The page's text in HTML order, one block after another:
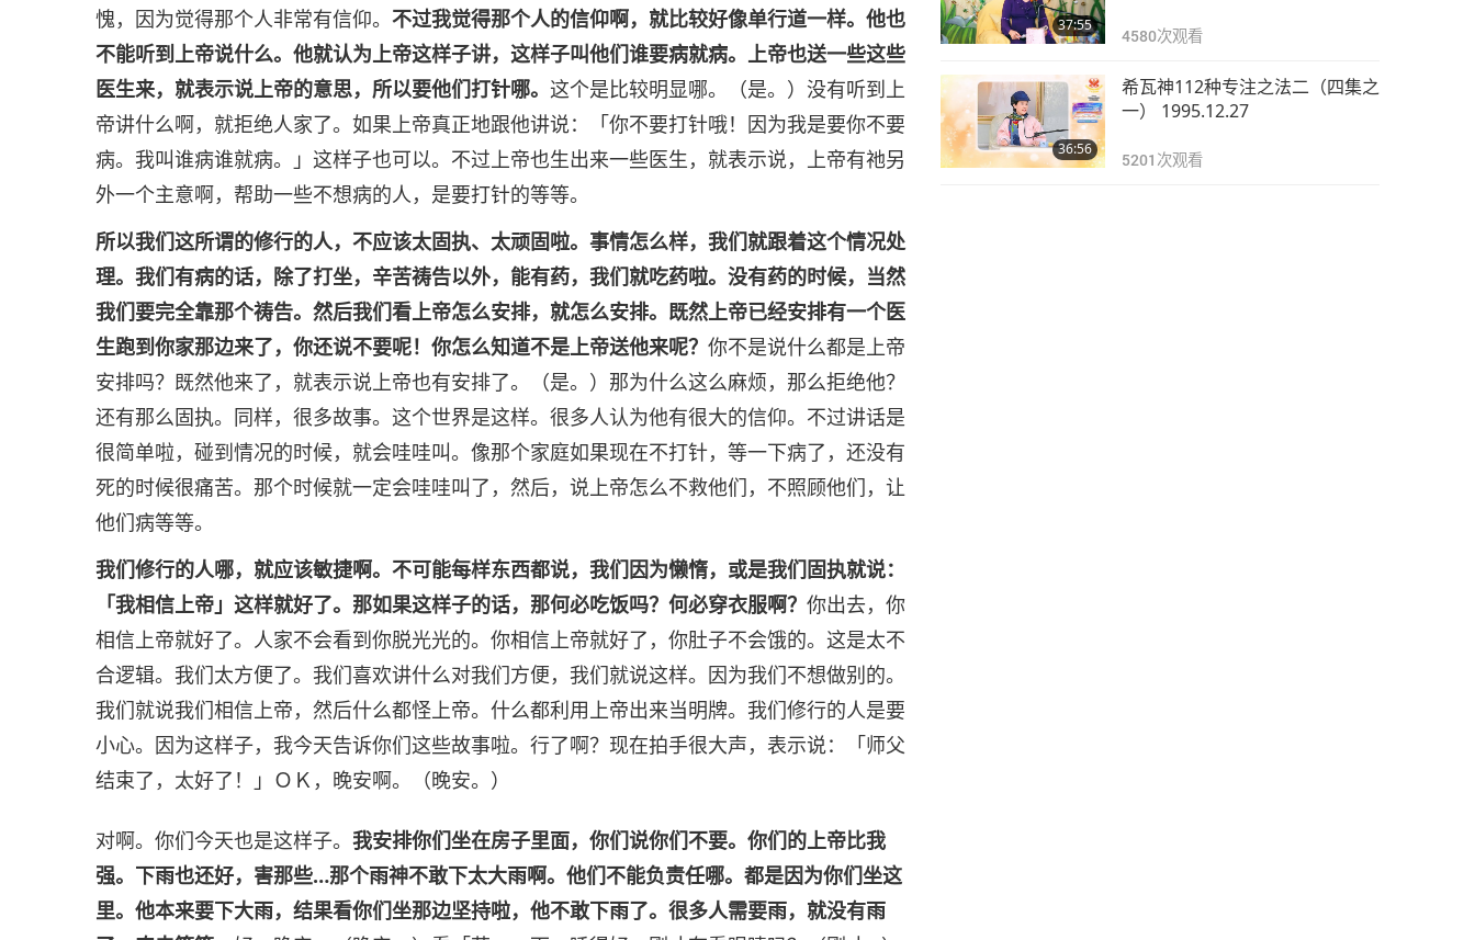
愧，因为觉得那个人非常有信仰。 不过我觉得那个人的信仰啊，就比较好像单行道一样。他也
不能听到上帝说什么。他就认为上帝这样子讲，这样子叫他们谁要病就病。上帝也送一些这些
医生来，就表示说上帝的意思，所以要他们打针哪。这个是比较明显哪。（是。）没有听到上
帝讲什么啊，就拒绝人家了。如果上帝真正地跟他讲说：「你不要打针哦！因为我是要你不要
病。我叫谁病谁就病。」这样子也可以。不过上帝也生出来一些医生，就表示说，上帝有祂另
外一个主意啊，帮助一些不想病的人，是要打针的等等。
所以我们这所谓的修行的人，不应该太固执、太顽固啦。事情怎么样，我们就跟着这个情况处
理。我们有病的话，除了打坐，辛苦祷告以外，能有药，我们就吃药啦。没有药的时候，当然
我们要完全靠那个祷告。然后我们看上帝怎么安排，就怎么安排。既然上帝已经安排有一个医
生跑到你家那边来了，你还说不要呢！你怎么知道不是上帝送他来呢？你不是说什么都是上帝
安排吗？既然他来了，就表示说上帝也有安排了。（是。）那为什么这么麻烦，那么拒绝他？
还有那么固执。同样，很多故事。这个世界是这样。很多人认为他有很大的信仰。不过讲话是
很简单啦，碰到情况的时候，就会哇哇叫。像那个家庭如果现在不打针，等一下病了，还没有
死的时候很痛苦。那个时候就一定会哇哇叫了，然后，说上帝怎么不救他们，不照顾他们，让
他们病等等。
我们修行的人哪，就应该敏捷啊。不可能每样东西都说，我们因为懒惰，或是我们固执就说：
「我相信上帝」这样就好了。那如果这样子的话，那何必吃饭吗？何必穿衣服啊？你出去，你
相信上帝就好了。人家不会看到你脱光光的。你相信上帝就好了，你肚子不会饿的。这是太不
合逻辑。我们太方便了。我们喜欢讲什么对我们方便，我们就说这样。因为我们不想做别的。
我们就说我们相信上帝，然后什么都怪上帝。什么都利用上帝出来当明牌。我们修行的人是要
小心。因为这样子，我今天告诉你们这些故事啦。行了啊？现在拍手很大声，表示说：「师父
结束了，太好了！」ＯＫ，晚安啊。（晚安。）
对啊。你们今天也是这样子。我安排你们坐在房子里面，你们说你们不要。你们的上帝比我
强。下雨也还好，害那些…那个雨神不敢下太大雨啊。他们不能负责任哪。都是因为你们坐这
里。他本来要下大雨，结果看你们坐那边坚持啦，他不敢下雨了。很多人需要雨，就没有雨
37:55
4580次观看
36:56
希瓦神112种专注之法二（四集之
一） 1995.12.27
5201 次观看